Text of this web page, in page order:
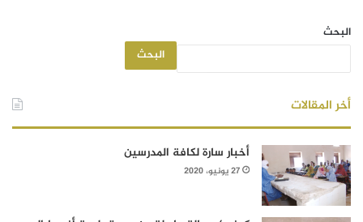
البحث
البحث
أخر المقالات
أخبار سارة لكافة المدرسين
27 يونيو، 2020